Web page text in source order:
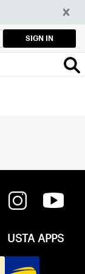
SIGN IN
USTA APPS